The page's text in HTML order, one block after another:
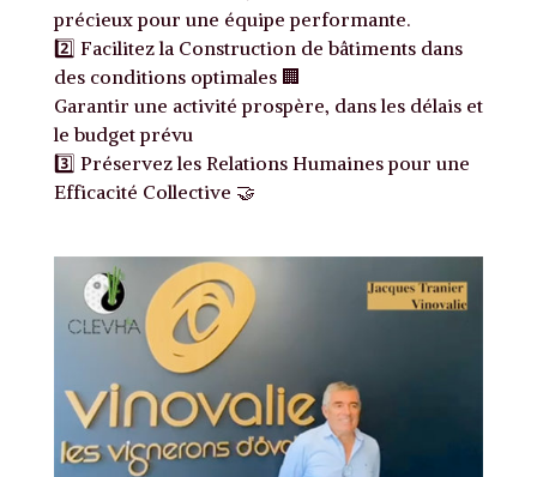
précieux pour une équipe performante.
2️⃣ Facilitez la Construction de bâtiments dans
des conditions optimales 🏢
Garantir une activité prospère, dans les délais et
le budget prévu
3️⃣ Préservez les Relations Humaines pour une
Efficacité Collective 🤝